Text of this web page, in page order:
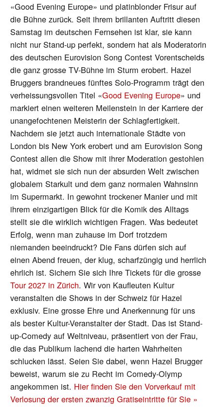
«Good Evening Europe» und platinblonder Frisur auf
die Bühne zurück. Seit ihrem brillanten Auftritt diesen
Samstag im deutschen Fernsehen ist klar, sie kann
nicht nur Stand-up perfekt, sondern hat als Moderatorin
des deutschen Eurovision Song Contest Vorentscheids
die ganz grosse TV-Bühne im Sturm erobert. Hazel
Bruggers brandneues fünftes Solo-Programm trägt den
verheissungsvollen Titel «Good Evening Europe» und
markiert einen weiteren Meilenstein in der Karriere der
unangefochtenen Meisterin der Schlagfertigkeit.
Nachdem sie jetzt auch internationale Städte von
London bis New York erobert und am Eurovision Song
Contest allen die Show mit ihrer Moderation gestohlen
hat, widmet sie sich nun der absurden Welt zwischen
globalem Starkult und dem ganz normalen Wahnsinn
im Supermarkt. In gewohnt trockener Manier und mit
ihrem einzigartigen Blick für die Komik des Alltags
stellt sie die wirklich wichtigen Fragen. Was bedeutet
Erfolg, wenn man zuhause im Dorf trotzdem
niemanden beeindruckt? Die Fans dürfen sich auf
einen Abend freuen, der klug, scharfzüngig und herrlich
ehrlich ist. Sichern Sie sich Ihre Tickets für die grosse
Tour 2027 in Zürich. Wir von Kaufleuten Kultur
veranstalten die Shows in der Schweiz für Hazel
exklusiv. Eine grosse Ehre und Anerkennung für uns
als bester Kultur-Veranstalter der Stadt. Das ist Stand-
up-Comedy auf Weltniveau, präsentiert von der Frau,
die das Publikum lachend die harten Wahrheiten
schlucken lässt. Seien Sie dabei, wenn Hazel Brugger
beweist, warum sie zu Recht im Comedy-Olymp
angekommen ist. Hier finden Sie den Vorverkauf mit
Verlosung der ersten zwanzig Gratiseintritte für Sie »